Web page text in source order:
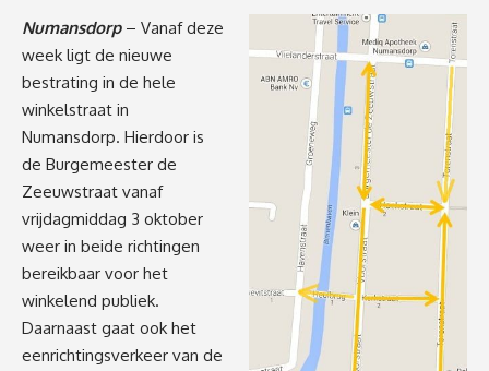
Numansdorp– Vanaf deze
week ligt de nieuwe
bestrating in de hele
winkelstraat in
Numansdorp. Hierdoor is
de Burgemeester de
Zeeuwstraat vanaf
vrijdagmiddag 3 oktober
weer in beide richtingen
bereikbaar voor het
winkelend publiek.
Daarnaast gaat ook het
eenrichtingsverkeer van de